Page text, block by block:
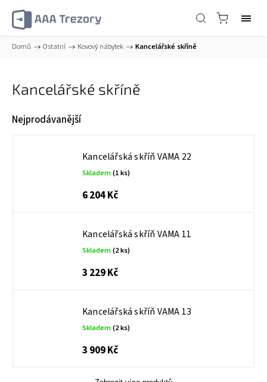
Domů / Ostatní / Kovový nábytek / Kancelářské skříně
Kancelářské skříně
Nejprodávanější
Kancelářská skříň VAMA 22
Skladem(1 ks)
6 204 Kč
Kancelářská skříň VAMA 11
Skladem(2 ks)
3 229 Kč
Kancelářská skříň VAMA 13
Skladem(2 ks)
3 909 Kč